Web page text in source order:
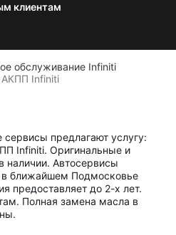
клиентам
обслуживание Infiniti
АКПП Infiniti
предлагают услугу:
Infiniti. Оригинальные и
наличии. Автосервисы
в ближайшем Подмосковье
предоставляет до 2-х лет.
Полная замена масла в